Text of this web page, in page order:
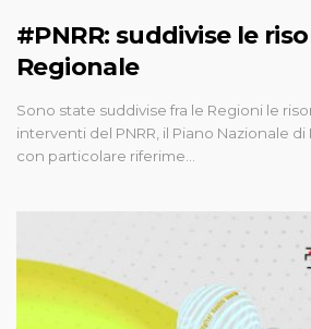
#PNRR: suddivise le
Regionale
Sono state suddivise fra le Regioni le
interventi del PNRR, il Piano Nazionale di
con particolare riferime…